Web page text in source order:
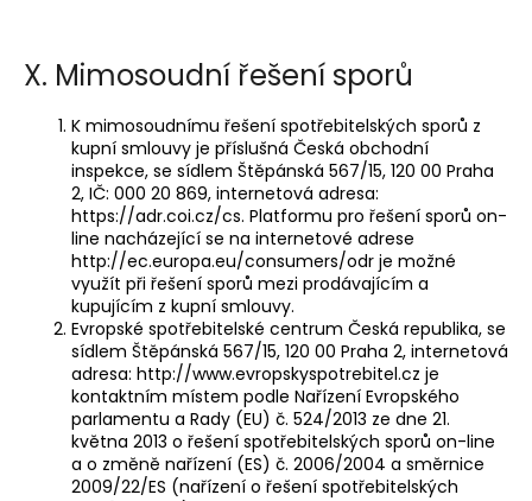
X. Mimosoudní řešení sporů
K mimosoudnímu řešení spotřebitelských sporů z
kupní smlouvy je příslušná Česká obchodní
inspekce, se sídlem Štěpánská 567/15, 120 00 Praha
2, IČ: 000 20 869, internetová adresa:
https://adr.coi.cz/cs. Platformu pro řešení sporů on-
line nacházející se na internetové adrese
http://ec.europa.eu/consumers/odr je možné
využít při řešení sporů mezi prodávajícím a
kupujícím z kupní smlouvy.
Evropské spotřebitelské centrum Česká republika, se
sídlem Štěpánská 567/15, 120 00 Praha 2, internetová
adresa: http://www.evropskyspotrebitel.cz je
kontaktním místem podle Nařízení Evropského
parlamentu a Rady (EU) č. 524/2013 ze dne 21.
května 2013 o řešení spotřebitelských sporů on-line
a o změně nařízení (ES) č. 2006/2004 a směrnice
2009/22/ES (nařízení o řešení spotřebitelských